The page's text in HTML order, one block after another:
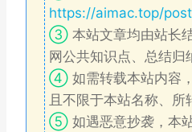
https://aimac.top/
③ 本站文章均由站长
网公共知识点、总结归
④ 如需转载本站内容
且不限于本站名称、所
⑤ 如遇恶意抄袭，本